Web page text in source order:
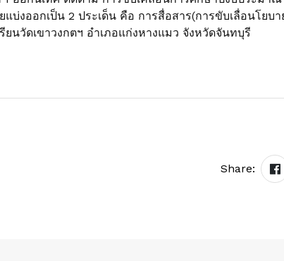
งออกเป็น 2 ประเด็น คือ การสื่อสาร(การขับเลื่อนโยบ
นวัดเขาวงกตฯ อำเภอแก่งหางแมว จังหวัดจันทบุรี
Share: